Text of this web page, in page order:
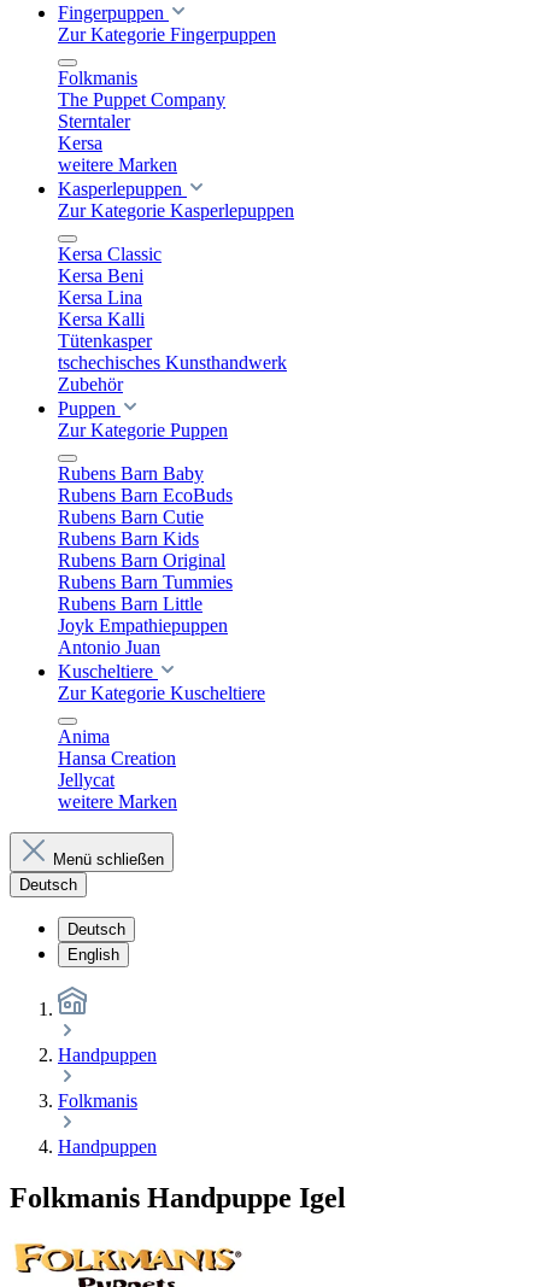
Fingerpuppen
Zur Kategorie Fingerpuppen
Folkmanis
The Puppet Company
Sterntaler
Kersa
weitere Marken
Kasperlepuppen
Zur Kategorie Kasperlepuppen
Kersa Classic
Kersa Beni
Kersa Lina
Kersa Kalli
Tütenkasper
tschechisches Kunsthandwerk
Zubehör
Puppen
Zur Kategorie Puppen
Rubens Barn Baby
Rubens Barn EcoBuds
Rubens Barn Cutie
Rubens Barn Kids
Rubens Barn Original
Rubens Barn Tummies
Rubens Barn Little
Joyk Empathiepuppen
Antonio Juan
Kuscheltiere
Zur Kategorie Kuscheltiere
Anima
Hansa Creation
Jellycat
weitere Marken
Menü schließen
Deutsch
Deutsch
English
Handpuppen
Folkmanis
Handpuppen
Folkmanis Handpuppe Igel